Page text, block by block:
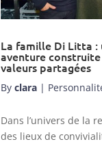
La famille Di Litta :
aventure
valeurs partagées
By clara|
Dans l’univers de la
des lieux de